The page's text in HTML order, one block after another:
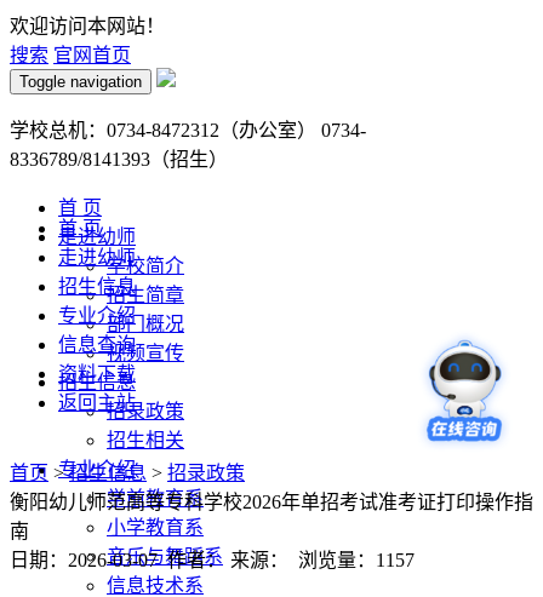
欢迎访问本网站！
搜索 官网首页
Toggle navigation
学校总机：0734-8472312（办公室） 0734-
8336789/8141393（招生）
首 页
走进幼师
学校简介
招生简章
部门概况
视频宣传
招生信息
招录政策
招生相关
专业介绍
学前教育系
小学教育系
音乐与舞蹈系
信息技术系
首 页
走进幼师
招生信息
专业介绍
信息查询
资料下载
返回主站
首页 >招生信息 > 招录政策
衡阳幼儿师范高等专科学校2026年单招考试准考证打印操作指
南
日期：2026-03-07 作者： 来源： 浏览量： 1157